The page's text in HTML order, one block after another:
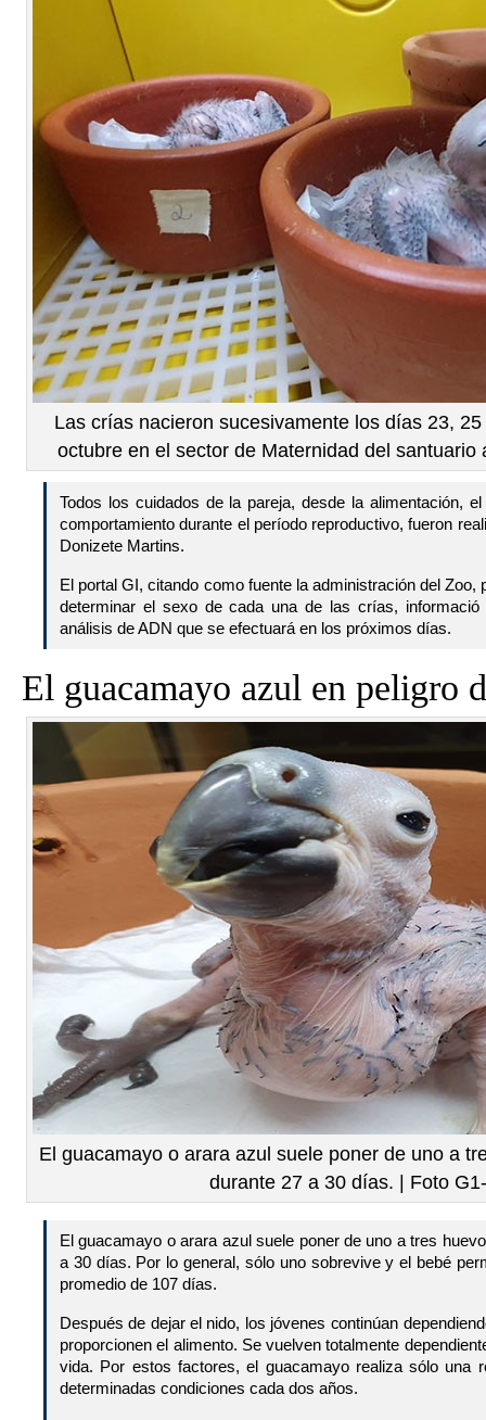
Las crías nacieron sucesivamente los días 23,
octubre en el sector de Maternidad del
Todos los cuidados de la pareja, desde la alimentación,
comportamiento durante el período reproductivo, fueron
Donizete Martins.
El portal GI, citando como fuente la administración del Zoo,
determinar el sexo de cada una de las crías,
análisis de ADN que se efectuará en los próximos días.
El guacamayo azul en peligro
El guacamayo o arara azul suele poner de uno a
durante 27 a 30 días. | Foto
El guacamayo o arara azul suele poner de uno a tres
a 30 días. Por lo general, sólo uno sobrevive y el bebé
promedio de 107 días.
Después de dejar el nido, los jóvenes continúan
proporcionen el alimento. Se vuelven totalmente
vida. Por estos factores, el guacamayo realiza sólo una
determinadas condiciones cada dos años.